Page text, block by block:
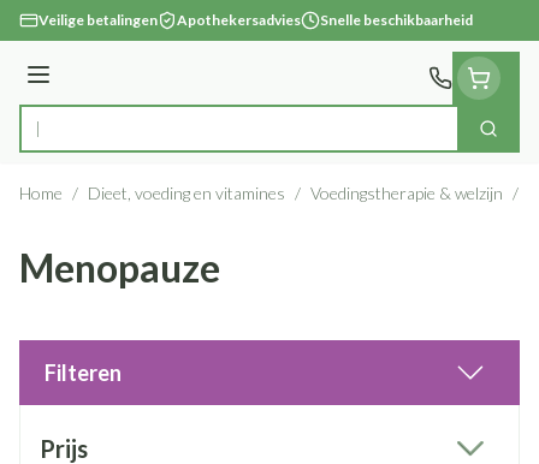
Ga naar de inhoud
Veilige betalingen Apothekersadvies Snelle beschikbaarheid
Menu
Product, merk, categorie... Zoek
Home / Dieet, voeding en vitamines / Voedingstherapie & welzijn /
Menopauze
Filteren
Prijs